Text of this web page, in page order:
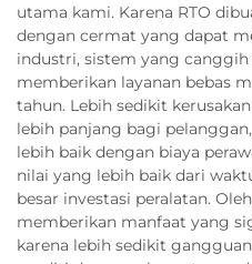
utama kami. Karena RTO
dengan cermat yang dapat
industri, sistem yang canggih
memberikan layanan bebas
tahun. Lebih sedikit
lebih panjang bagi
lebih baik dengan biaya
nilai yang lebih baik dari
besar investasi peralatan.
memberikan manfaat yang
karena lebih sedikit